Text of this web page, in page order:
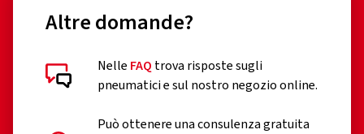
Recensioni dei clienti in dettaglio
Altre domande?
Nelle FAQ trova risposte sugli
pneumatici e sul nostro negozio online.
Può ottenere una consulenza gratuita